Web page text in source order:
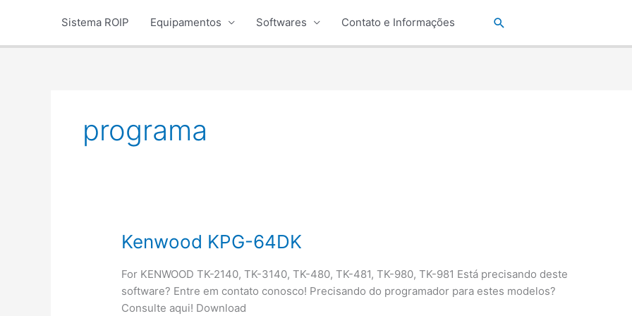
Sistema ROIP Equipamentos Softwares Contato e Informações Pesquisar
programa
Kenwood KPG-64DK
For KENWOOD TK-2140, TK-3140, TK-480, TK-481, TK-980, TK-981 Está precisando deste
software? Entre em contato conosco! Precisando do programador para estes modelos?
Consulte aqui! Download